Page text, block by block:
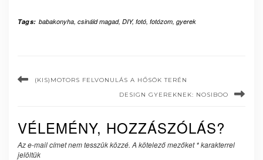
Tags: babakonyha, csináld magad, DIY, fotó, fotózom, gyerek
(KIS)MOTORS FELVONULÁS A HŐSÖK TERÉN
DESIGN GYEREKNEK: NOSIBOO
VÉLEMÉNY, HOZZÁSZÓLÁS?
Az e-mail címet nem tesszük közzé. A kötelező mezőket*karakterrel
jelöltük